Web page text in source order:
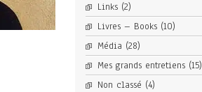
Links(2)
Livres – Books(10)
Média (28)
Mes grands entretiens(15)
Non classé (4)